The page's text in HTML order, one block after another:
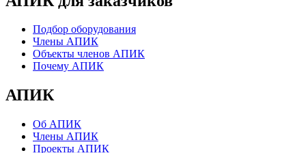
Подбор оборудования
Члены АПИК
Объекты членов АПИК
Почему АПИК
АПИК
Об АПИК
Члены АПИК
Проекты АПИК